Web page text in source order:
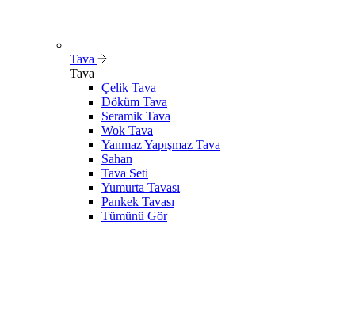
Tava
Tava
Çelik Tava
Döküm Tava
Seramik Tava
Wok Tava
Yanmaz Yapışmaz Tava
Sahan
Tava Seti
Yumurta Tavası
Pankek Tavası
Tümünü Gör